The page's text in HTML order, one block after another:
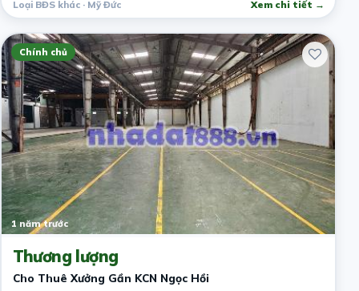
Loại BĐS khác · Mỹ Đức Xem chi tiết →
Chính chủ
1 năm trước
Thương lượng
Cho Thuê Xưởng Gần KCN Ngọc Hồi